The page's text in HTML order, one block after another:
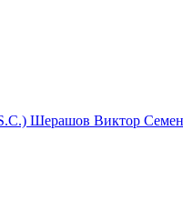
Шерашов Виктор